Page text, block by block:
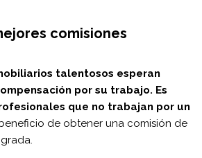
comisiones
talentosos esperan
por su trabajo. Es
que no trabajan por un
de obtener una comisión de